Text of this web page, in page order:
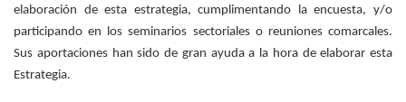
elaboración de esta estrategia, cumplimentando la encuesta, y/o
participando en los seminarios sectoriales o reuniones comarcales.
Sus aportaciones han sido de gran ayuda a la hora de elaborar esta
Estrategia.